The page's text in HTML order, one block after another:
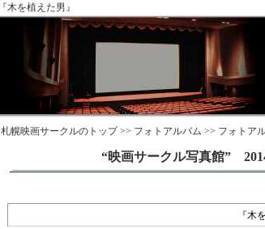
『木を植えた男』
札幌映画サークルのトップ >> フォトアルバム >> フォトア
“映画サークル写真館”
『木